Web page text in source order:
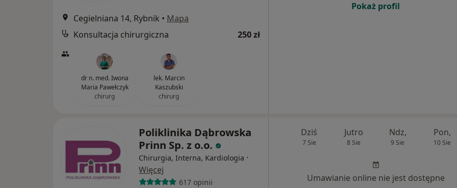
Cegielniana 14, Rybnik • Mapa
Konsultacja chirurgiczna
250 zł
dr n. med. Iwona
Maria Pawełczyk
chirurg
lek. Marcin
Kaszubski
chirurg
Pokaż profil
Poliklinika Dąbrowska
Prinn Sp. z o.o.
Chirurgia, Interna, Kardiologia ·
Więcej
617 opinii
Dziś
7 Sie
Jutro
8 Sie
Ndz,
9 Sie
Pon,
10 Sie
Umawianie online nie jest dostępne